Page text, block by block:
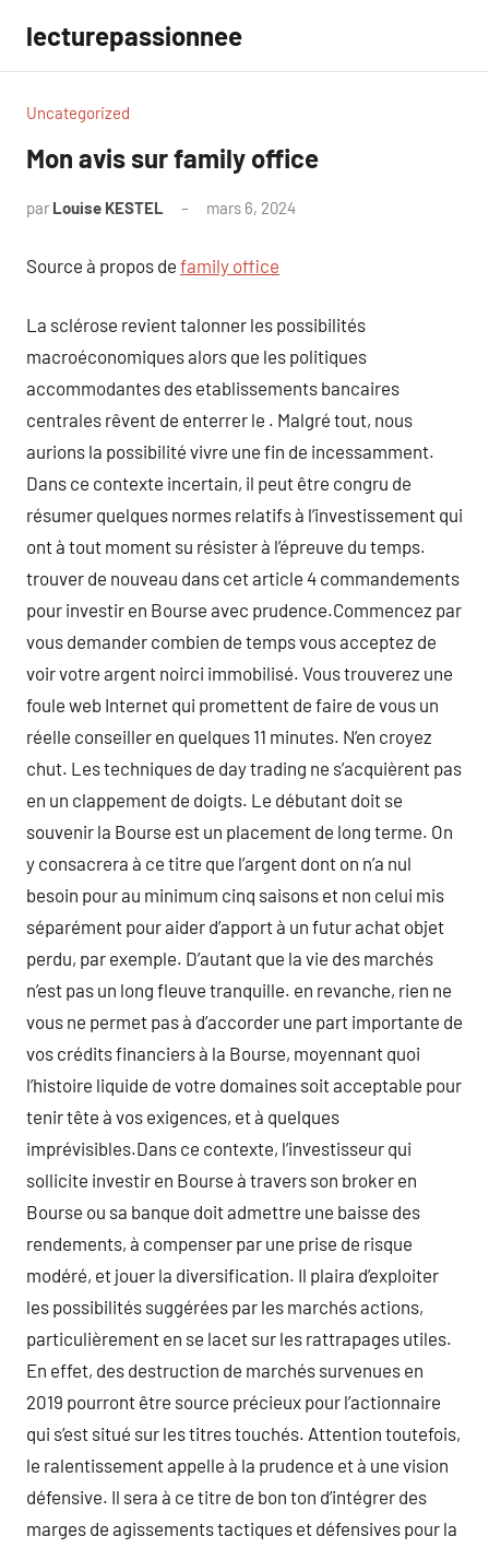
contenu
lecturepassionnee
Uncategorized
Mon avis sur family office
par Louise KESTEL mars 6, 2024
Source à propos de family office
La sclérose revient talonner les possibilités
macroéconomiques alors que les politiques
accommodantes des etablissements bancaires
centrales rêvent de enterrer le . Malgré tout, nous
aurions la possibilité vivre une fin de incessamment.
Dans ce contexte incertain, il peut être congru de
résumer quelques normes relatifs à l’investissement qui
ont à tout moment su résister à l’épreuve du temps.
trouver de nouveau dans cet article 4 commandements
pour investir en Bourse avec prudence.Commencez par
vous demander combien de temps vous acceptez de
voir votre argent noirci immobilisé. Vous trouverez une
foule web Internet qui promettent de faire de vous un
réelle conseiller en quelques 11 minutes. N’en croyez
chut. Les techniques de day trading ne s’acquièrent pas
en un clappement de doigts. Le débutant doit se
souvenir la Bourse est un placement de long terme. On
y consacrera à ce titre que l’argent dont on n’a nul
besoin pour au minimum cinq saisons et non celui mis
séparément pour aider d’apport à un futur achat objet
perdu, par exemple. D’autant que la vie des marchés
n’est pas un long fleuve tranquille. en revanche, rien ne
vous ne permet pas à d’accorder une part importante de
vos crédits financiers à la Bourse, moyennant quoi
l’histoire liquide de votre domaines soit acceptable pour
tenir tête à vos exigences, et à quelques
imprévisibles.Dans ce contexte, l’investisseur qui
sollicite investir en Bourse à travers son broker en
Bourse ou sa banque doit admettre une baisse des
rendements, à compenser par une prise de risque
modéré, et jouer la diversification. Il plaira d’exploiter
les possibilités suggérées par les marchés actions,
particulièrement en se lacet sur les rattrapages utiles.
En effet, des destruction de marchés survenues en
2019 pourront être source précieux pour l’actionnaire
qui s’est situé sur les titres touchés. Attention toutefois,
le ralentissement appelle à la prudence et à une vision
défensive. Il sera à ce titre de bon ton d’intégrer des
marges de agissements tactiques et défensives pour la